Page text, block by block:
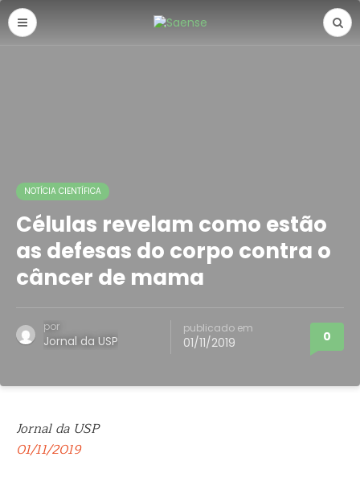
NOTÍCIA CIENTÍFICA
Células revelam como estão
as defesas do corpo contra o
câncer de mama
por
Jornal da USP
publicado em
01/11/2019 0
Jornal da USP
01/11/2019